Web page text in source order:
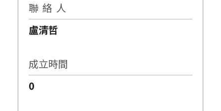
聯 絡 人
盧清哲
成立時間
0